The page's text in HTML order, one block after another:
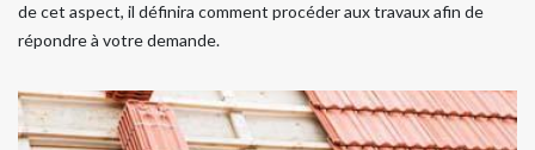
de cet aspect, il définira comment procéder aux travaux afin de
répondre à votre demande.